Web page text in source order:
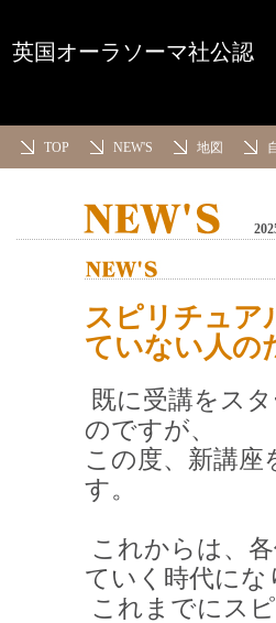
英国オーラソーマ社公認
TOP NEW'S 地図
スピリチュア
ていない人の
既に受講をス
のですが、
この度、新講座
す。
これからは、
ていく時代にな
これまでにス